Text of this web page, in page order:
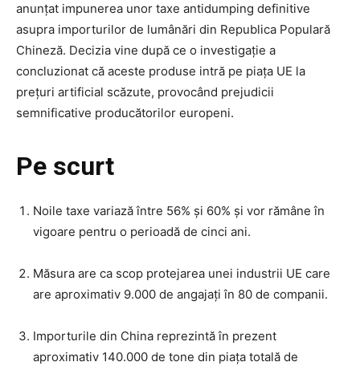
anunțat impunerea unor taxe antidumping definitive
asupra importurilor de lumânări din Republica Populară
Chineză. Decizia vine după ce o investigație a
concluzionat că aceste produse intră pe piața UE la
prețuri artificial scăzute, provocând prejudicii
semnificative producătorilor europeni.
Pe scurt
Noile taxe variază între 56% și 60% și vor rămâne în
vigoare pentru o perioadă de cinci ani.
Măsura are ca scop protejarea unei industrii UE care
are aproximativ 9.000 de angajați în 80 de companii.
Importurile din China reprezintă în prezent
aproximativ 140.000 de tone din piața totală de